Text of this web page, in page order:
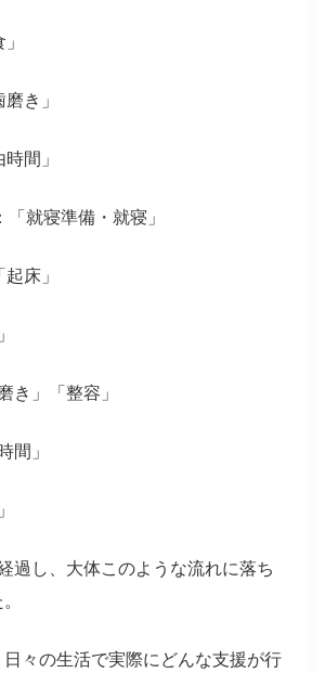
き」
間」
「就寝準備・就寝」
床」
き」「整容」
間」
過し、大体このような流れに落ち
々の生活で実際にどんな支援が行